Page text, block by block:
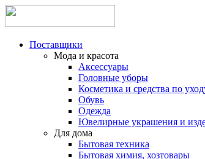
Поставщики
Мода и красота
Аксессуары
Головные уборы
Косметика и средства по
Обувь
Одежда
Ювелирные украшения и
Для дома
Бытовая техника
Бытовая химия, хозтовары